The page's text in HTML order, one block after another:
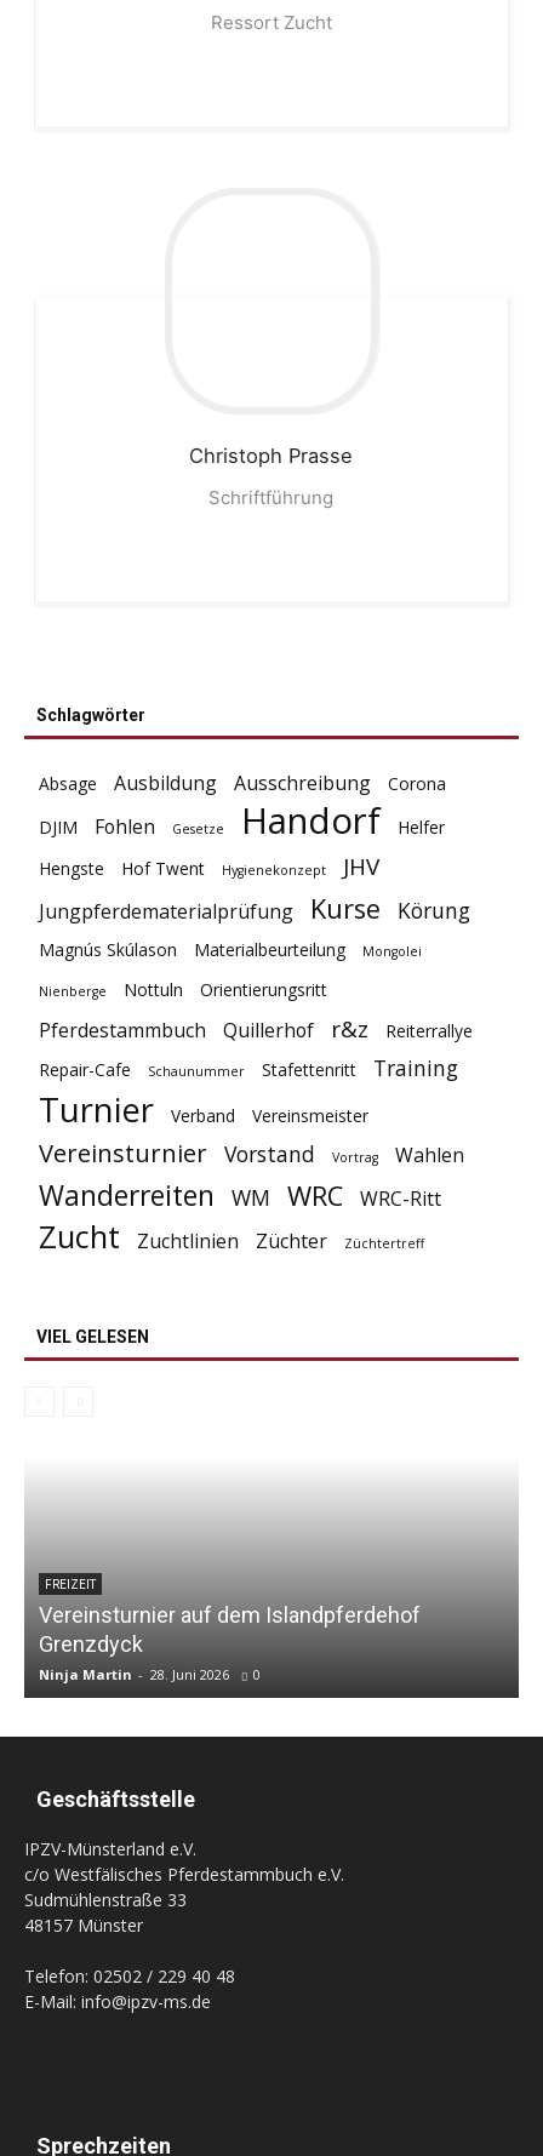
Ressort Zucht
Christoph Prasse
Schriftführung
Schlagwörter
Absage Ausbildung Ausschreibung
Corona
DJIM
Fohlen Gesetze Handorf
Helfer
Hengste
Hof Twent Hygienekonzept JHV
Jungpferdematerialprüfung Kurse Körung
Magnús Skúlason Materialbeurteilung Mongolei
Nienberge Nottuln Orientierungsritt
Pferdestammbuch Quillerhof r&z
Reiterrallye
Repair-Cafe
Schaunummer Stafettenritt Training
Turnier Verband Vereinsmeister
Vereinsturnier Vorstand Vortrag Wahlen
Wanderreiten WM WRC WRC-Ritt
Zucht Zuchtlinien Züchter Züchtertreff
VIEL GELESEN
FREIZEIT
Vereinsturnier auf dem Islandpferdehof
Grenzdyck
Ninja Martin - 28. Juni 2026 0
Geschäftsstelle
IPZV-Münsterland e.V.
c/o Westfälisches Pferdestammbuch e.V.
Sudmühlenstraße 33
48157 Münster
Telefon: 02502 / 229 40 48
E-Mail: info@ipzv-ms.de
Sprechzeiten